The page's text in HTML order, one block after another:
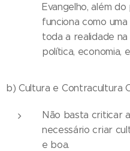
Evangelho, além
funciona como
toda a realidade
política, economia,
b) Cultura e Contracultura
Não basta criticar
necessário criar
e boa.